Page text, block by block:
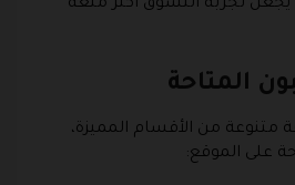
يجعل تجربة التسوق أكثر متعة
المتاحة
متنوعة من الأقسام المميزة،
على الموقع: